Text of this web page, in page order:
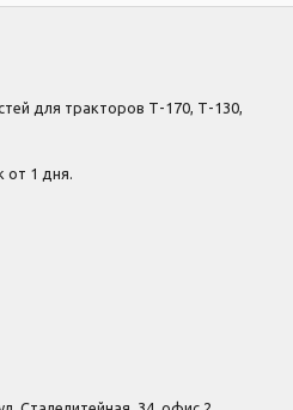
для тракторов Т-170, Т-130,
от 1 дня.